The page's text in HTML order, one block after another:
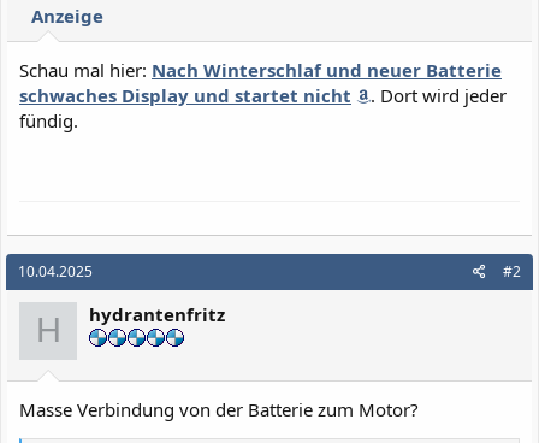
Anzeige
Schau mal hier: Nach Winterschlaf und neuer Batterie
schwaches Display und startet nicht
. Dort wird jeder
fündig.
10.04.2025 #2
H hydrantenfritz
Masse Verbindung von der Batterie zum Motor?